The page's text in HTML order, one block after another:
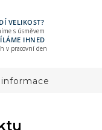
VELIKOST?
s úsměvem
IHNED
v pracovní den